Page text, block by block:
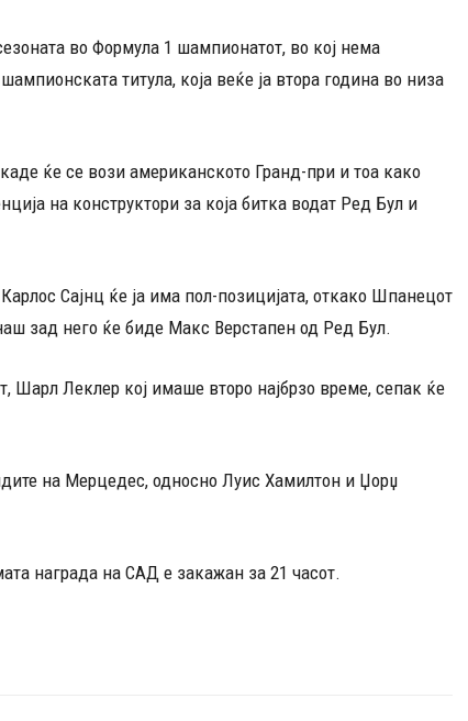
во Формула 1 шампионатот, во кој нема
титула, која веќе ја втора година во низа
ќе се вози американското Гранд-при и тоа како
на конструктори за која битка водат Ред Бул и
Сајнц ќе ја има пол-позицијата, откако Шпанецот
зад него ќе биде Макс Верстапен од Ред Бул.
Шарл Леклер кој имаше второ најбрзо време, сепак ќе
на Мерцедес, односно Луис Хамилтон и Џорџ
награда на САД е закажан за 21 часот.